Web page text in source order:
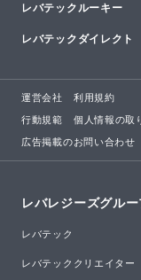
レバテックルーキー
レバテックダイレクト
運営会社 利用規約
行動規範 個人情報の取
広告掲載のお問い合わせ
レバレジーズグル
レバテック
レバテッククリエイター